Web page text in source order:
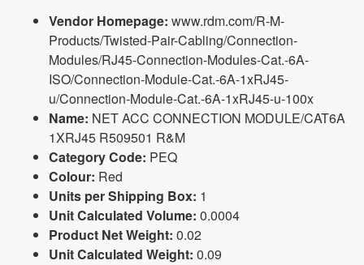
Vendor Homepage: www.rdm.com/R-M-
Products/Twisted-Pair-Cabling/Connection-
Modules/RJ45-Connection-Modules-Cat.-6A-
ISO/Connection-Module-Cat.-6A-1xRJ45-
u/Connection-Module-Cat.-6A-1xRJ45-u-100x
Name: NET ACC CONNECTION MODULE/CAT6A
1XRJ45 R509501 R&M
Category Code: PEQ
Colour: Red
Units per Shipping Box: 1
Unit Calculated Volume: 0.0004
Product Net Weight: 0.02
Unit Calculated Weight: 0.09